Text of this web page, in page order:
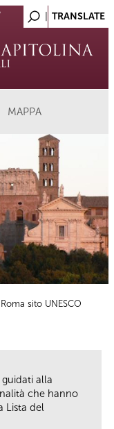
MAPPA
sito UNESCO
alla
che hanno
Lista del